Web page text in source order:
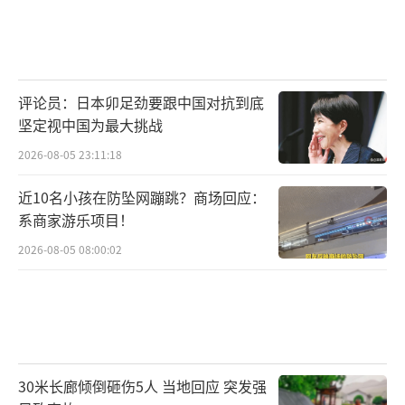
评论员：日本卯足劲要跟中国对抗到底
坚定视中国为最大挑战
2026-08-05 23:11:18
近10名小孩在防坠网蹦跳？商场回应：
系商家游乐项目！
2026-08-05 08:00:02
30米长廊倾倒砸伤5人 当地回应 突发强